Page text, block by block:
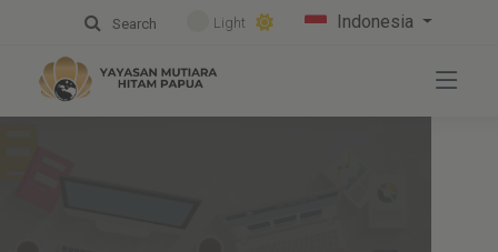
Search Light Indonesia